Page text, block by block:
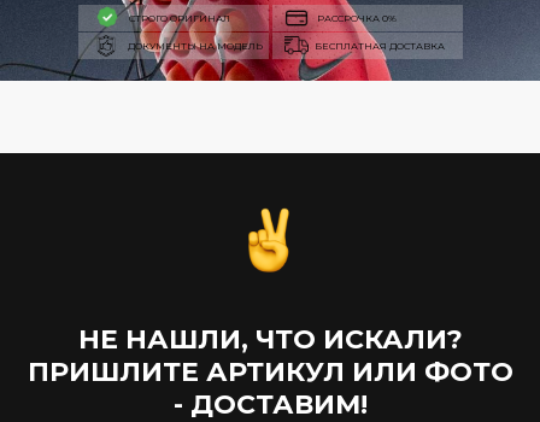
РАССРОЧКА 0%
ДОКУМЕНТЫ НА МОДЕЛЬ БЕСПЛАТНАЯ ДОСТАВКА
СТРОГО ОРИГИНАЛ
НЕ НАШЛИ, ЧТО ИСКАЛИ?
ПРИШЛИТЕ АРТИКУЛ ИЛИ ФОТО
- ДОСТАВИМ!